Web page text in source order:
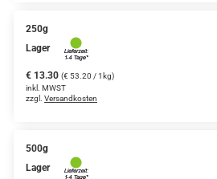
250g
Lager
€ 13.30 (€ 53.20 / 1kg)
inkl. MWST
zzgl. Versandkosten
500g
Lager